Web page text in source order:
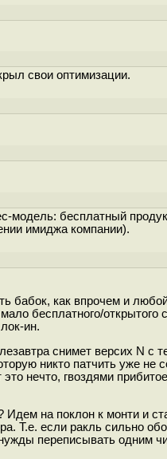
свои оптимизации.
модель: бесплатный
имиджа компании).
бабок, как впрочем и
бесплатного/открытого
ин.
снимет версих N с
никто патчить уже не
нечто, гвоздями
Идем на поклон к монти и
Т.е. если ракль сильно
переписывать одним